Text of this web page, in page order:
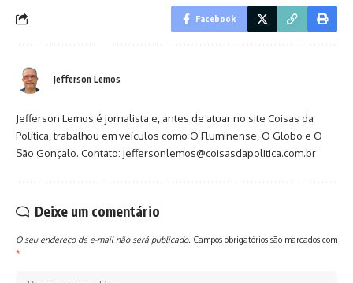
Facebook
Jefferson Lemos
Jefferson Lemos é jornalista e, antes de atuar no site Coisas da
Política, trabalhou em veículos como O Fluminense, O Globo e O
São Gonçalo. Contato: jeffersonlemos@coisasdapolitica.com.br
Deixe um comentário
O seu endereço de e-mail não será publicado. Campos obrigatórios são marcados com
*